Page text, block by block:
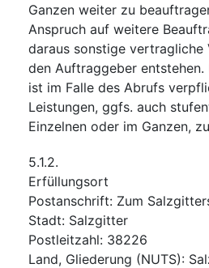
Ganzen weiter zu
Anspruch auf weitere
daraus sonstige vertragliche
den Auftraggeber
ist im Falle des Abrufs
Leistungen, ggfs. auch
Einzelnen oder im Ganzen,
5.1.2.
Erfüllungsort
Postanschrift: Zum
Stadt: Salzgitter
Postleitzahl: 38226
Land, Gliederung (NUTS):